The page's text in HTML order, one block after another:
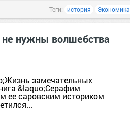
Теги: история Экономика
нужны волшебства
замечательных
&laquo;Серафим
ее саровским историком